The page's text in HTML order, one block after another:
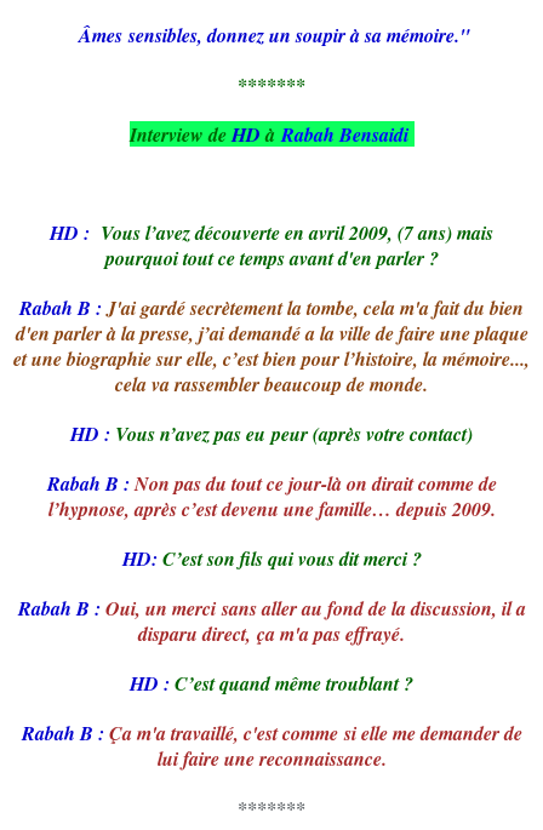
Âmes sensibles, donnez un soupir à sa mémoire."
*******
Interview deHDà Rabah Bensaidi
HD : Vous l’avez découverte en avril 2009, (7 ans) mais
pourquoi tout ce temps avant d'en parler ?
Rabah B : J'ai gardé secrètement la tombe, cela m'a fait du bien
d'en parler à la presse, j’ai demandé a la ville de faire une plaque
et une biographie sur elle, c’est bien pour l’histoire, la mémoire...,
cela va rassembler beaucoup de monde.
HD : Vous n’avez pas eu peur (après votre contact)
Rabah B : Non pas du tout ce jour-là on dirait comme de
l’hypnose, après c’est devenu une famille… depuis 2009.
HD: C’est son fils qui vous dit merci ?
Rabah B : Oui, un merci sans aller au fond de la discussion, il a
disparu direct, ça m'a pas effrayé.
HD : C’est quand même troublant ?
Rabah B : Ça m'a travaillé, c'est comme si elle me demander de
lui faire une reconnaissance.
*******